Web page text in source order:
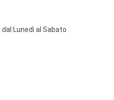
dal Lunedì al Sabato